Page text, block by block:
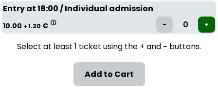
Entry at 18:00 / Individual admission
10.00 + 1.20 €
Select at least 1 ticket using the + and − buttons.